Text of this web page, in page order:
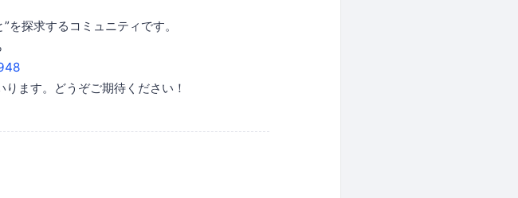
探求するコミュニティです。
ます。どうぞご期待ください！